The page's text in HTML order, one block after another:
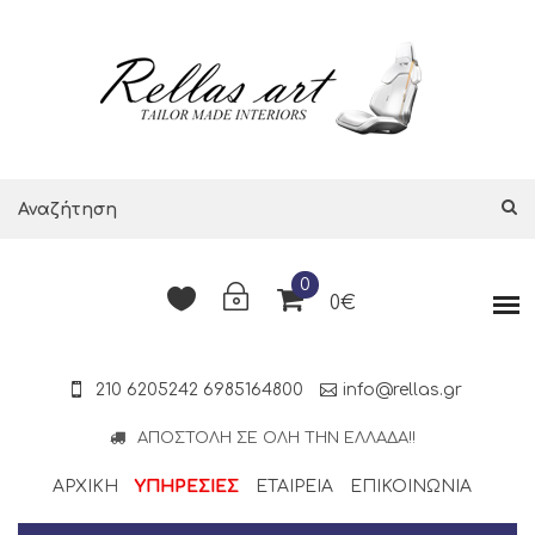
210 6205242 6985164800 info@rellas.gr
ΑΠΟΣΤΟΛΉ ΣΕ ΌΛΗ ΤΗΝ ΕΛΛΆΔΑ!!
ΑΡΧΙΚΗ ΥΠΗΡΕΣΙΕΣ ΕΤΑΙΡΕΊΑ ΕΠΙΚΟΙΝΩΝΊΑ
0
0€